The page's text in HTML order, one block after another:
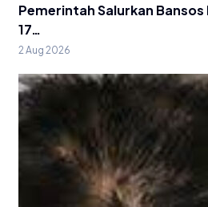
Pemerintah Salurkan Bansos
17…
2 Aug 2026